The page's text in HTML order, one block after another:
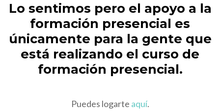
Lo sentimos pero el apoyo a la
formación presencial es
únicamente para la gente que
está realizando el curso de
formación presencial.
Puedes logarte aquí.